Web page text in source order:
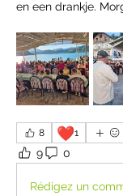
en een drankje.
8 ❤️1
9 0
Rédigez un